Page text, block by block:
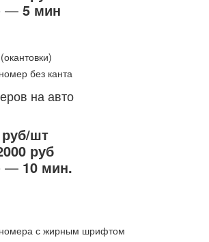
— 5 мин
на авто
руб/шт
руб
— 10 мин.